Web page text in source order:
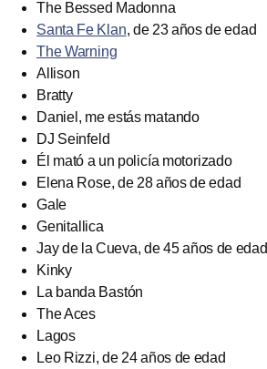
The Bessed Madonna
Santa Fe Klan, de 23 años de edad
The Warning
Allison
Bratty
Daniel, me estás matando
DJ Seinfeld
Él mató a un policía motorizado
Elena Rose, de 28 años de edad
Gale
Genitallica
Jay de la Cueva, de 45 años de edad
Kinky
La banda Bastón
The Aces
Lagos
Leo Rizzi, de 24 años de edad